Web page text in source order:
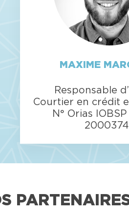
MAXIME
Responsable
Courtier en crédit
N° Orias